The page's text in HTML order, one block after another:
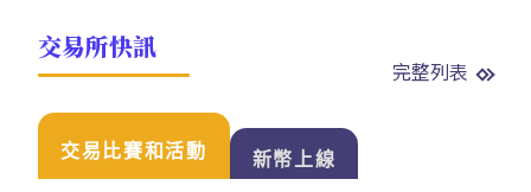
交易所快訊
完整列表
交易比賽和活動 新幣上線